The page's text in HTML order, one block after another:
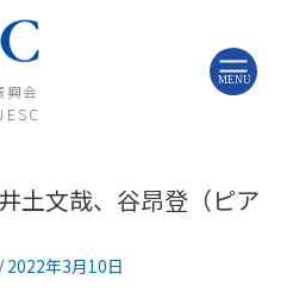
興会
MENU
土文哉、谷昂登（ピア
/ 2022年3月10日